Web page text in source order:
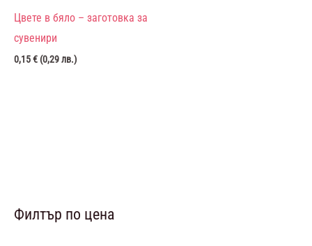
Филтър по цена
Цвете в бяло – заготовка за
сувенири
0,15€ (0,29лв.)